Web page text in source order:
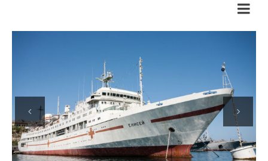
Previous Next